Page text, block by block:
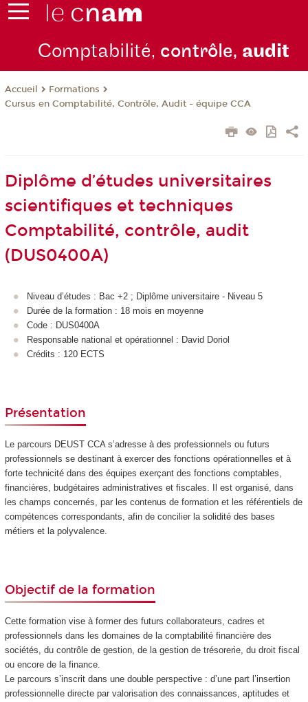
Comptabilité, contrôle, audit
Accueil
Formations
Cursus en Comptabilité, Contrôle, Audit - équipe CCA
Diplôme d’études universitaires
scientifiques et techniques
Comptabilité, contrôle, audit
(DUS0400A)
Niveau d’études : Bac +2 ; Diplôme universitaire - Niveau 5
Durée de la formation : 18 mois en moyenne
Code : DUS0400A
Responsable national et opérationnel : David Doriol
Crédits : 120 ECTS
Présentation
Le parcours DEUST CCA s’adresse à des professionnels ou futurs
professionnels se destinant à exercer des fonctions opérationnelles et à
forte technicité dans des équipes exerçant des fonctions comptables,
financières, budgétaires administratives et fiscales. Il est organisé, dans
les champs concernés, par les contenus de formation et les référentiels de
compétences correspondants, afin de concilier la solidité des bases
métiers et la polyvalence.
Objectif de la formation
Cette formation vise à former des futurs collaborateurs, cadres et
professionnels dans les domaines de la comptabilité financière des
sociétés, du contrôle de gestion, de la gestion de trésorerie, du droit fiscal
ou encore de la finance.
Le parcours s’inscrit dans une double perspective : d’une part l’insertion
professionnelle directe par valorisation des connaissances, aptitudes et